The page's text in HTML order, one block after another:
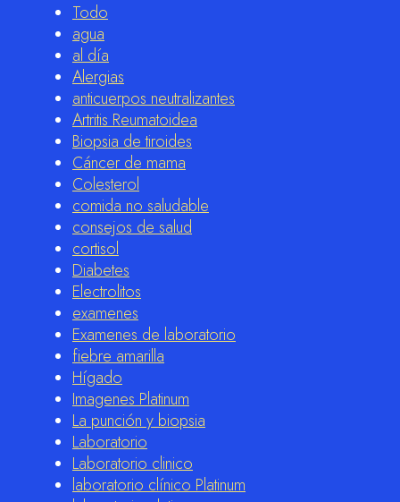
Todo
agua
al día
Alergias
anticuerpos neutralizantes
Artritis Reumatoidea
Biopsia de tiroides
Cáncer de mama
Colesterol
comida no saludable
consejos de salud
cortisol
Diabetes
Electrolitos
examenes
Examenes de laboratorio
fiebre amarilla
Hígado
Imagenes Platinum
La punción y biopsia
Laboratorio
Laboratorio clinico
laboratorio clínico Platinum